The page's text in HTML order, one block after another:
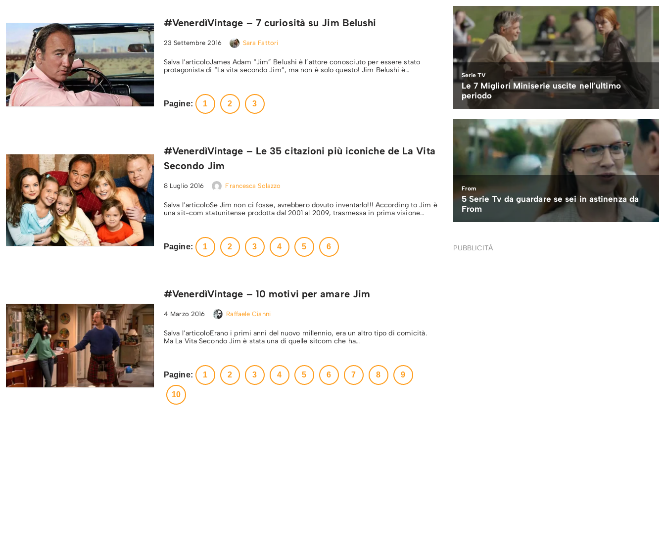
#VenerdìVintage – 7 curiosità su Jim Belushi
23 Settembre 2016 Sara Fattori
Salva l’articoloJames Adam “Jim” Belushi è l’attore conosciuto per essere stato
protagonista di “La vita secondo Jim”, ma non è solo questo! Jim Belushi è…
Pagine: 1 2 3
#VenerdìVintage – Le 35 citazioni più iconiche de La Vita
Secondo Jim
8 Luglio 2016 Francesca Solazzo
Salva l’articoloSe Jim non ci fosse, avrebbero dovuto inventarlo!!! According to Jim è
una sit-com statunitense prodotta dal 2001 al 2009, trasmessa in prima visione…
Pagine: 1 2 3 4 5 6
#VenerdìVintage – 10 motivi per amare Jim
4 Marzo 2016 Raffaele Cianni
Salva l’articoloErano i primi anni del nuovo millennio, era un altro tipo di comicità.
Ma La Vita Secondo Jim è stata una di quelle sitcom che ha…
Pagine: 1 2 3 4 5 6 7 8 9
10
PUBBLICITÀ